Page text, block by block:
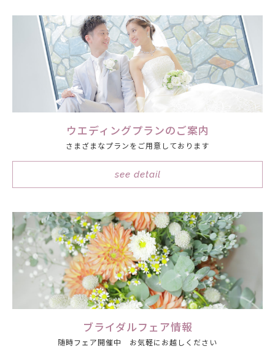
ウエディングプランのご案内
さまざまなプランをご用意しております
see detail
ブライダルフェア情報
随時フェア開催中 お気軽にお越しください